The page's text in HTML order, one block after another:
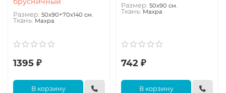
Размер: 50x90+70х140 см.
Ткань:Махра
1395 ₽
В корзину
Размер: 50x90 см.
Ткань:Махра
742 ₽
В корзину